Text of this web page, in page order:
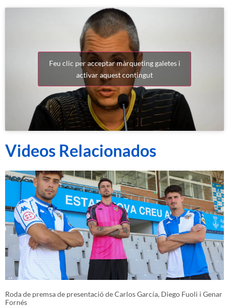
Feu clic per acceptar màrqueting galetes i
activar aquest contingut
Videos Relacionados
Roda de premsa de presentació de Carlos García, Diego Fuoli i Genar
Fornés